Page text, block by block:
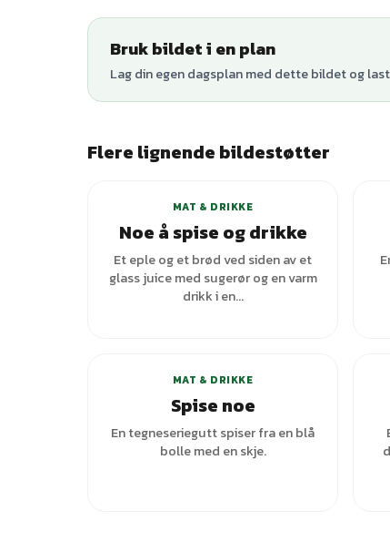
Bruk bildet i en plan
Lag din egen dagsplan med dette bildet og
Flere lignende bildestøtter
MAT & DRIKKE
Noe å spise og drikke
Et eple og et brød ved siden av et
glass juice med sugerør og en varm
drikk i en...
MAT & DRIKKE
Spise noe
En tegneseriegutt spiser fra en blå
bolle med en skje.